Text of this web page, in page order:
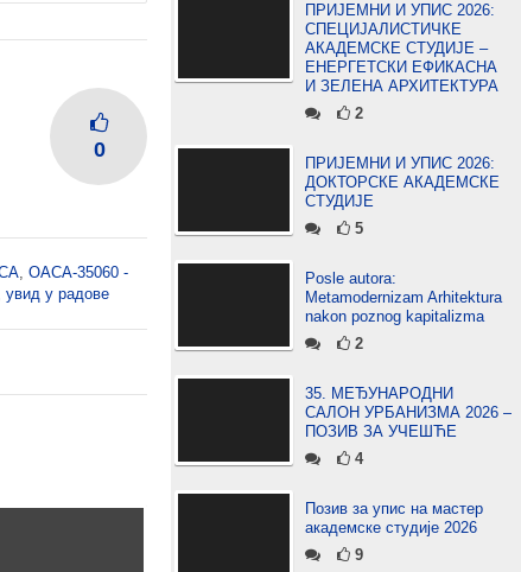
0
, ОАСА-35060 -
увид у радове
ПРИЈЕМНИ И УПИС 2026:
СПЕЦИЈАЛИСТИЧКЕ
АКАДЕМСКЕ СТУДИЈЕ –
ЕНЕРГЕТСКИ ЕФИКАСНА
И ЗЕЛЕНА АРХИТЕКТУРА
2
ПРИЈЕМНИ И УПИС 2026:
ДОКТОРСКЕ АКАДЕМСКЕ
СТУДИЈЕ
5
Posle autora:
Metamodernizam Arhitektura
nakon poznog kapitalizma
2
35. МЕЂУНАРОДНИ
САЛОН УРБАНИЗМА 2026 –
ПОЗИВ ЗА УЧЕШЋЕ
4
Позив за упис на мастер
академске студије 2026
9